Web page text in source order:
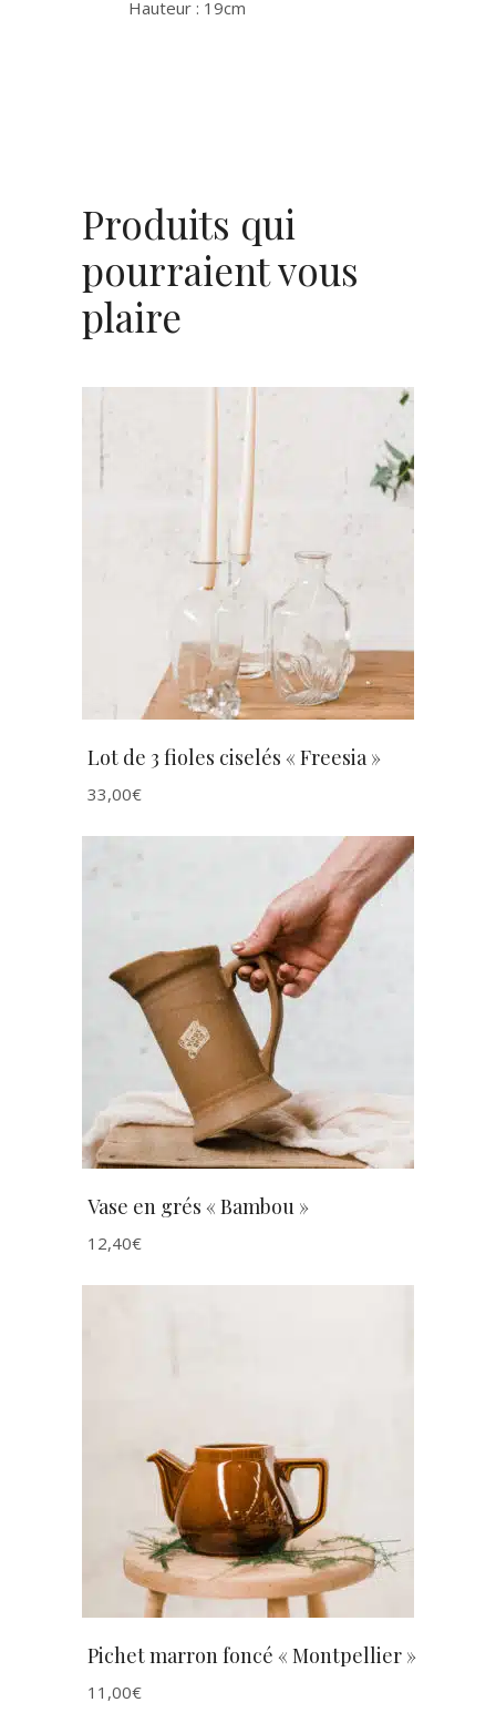
Hauteur : 19cm
Produits qui
pourraient vous
plaire
AJOUTER AU PANIER
Lot de 3 fioles ciselés « Freesia »
33,00€
AJOUTER AU PANIER
Vase en grés « Bambou »
12,40€
AJOUTER AU PANIER
Pichet marron foncé « Montpellier »
11,00€